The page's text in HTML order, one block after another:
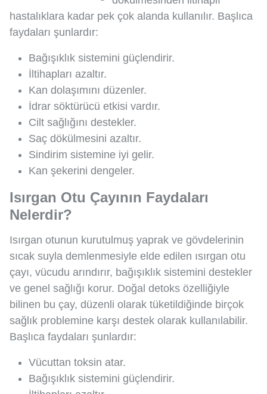
hastalıklara kadar pek çok alanda kullanılır. Başlıca
faydaları şunlardır:
Bağışıklık sistemini güçlendirir.
İltihapları azaltır.
Kan dolaşımını düzenler.
İdrar söktürücü etkisi vardır.
Cilt sağlığını destekler.
Saç dökülmesini azaltır.
Sindirim sistemine iyi gelir.
Kan şekerini dengeler.
Isırgan Otu Çayının Faydaları
Nelerdir?
Isırgan otunun kurutulmuş yaprak ve gövdelerinin
sıcak suyla demlenmesiyle elde edilen ısırgan otu
çayı, vücudu arındırır, bağışıklık sistemini destekler
ve genel sağlığı korur. Doğal detoks özelliğiyle
bilinen bu çay, düzenli olarak tüketildiğinde birçok
sağlık problemine karşı destek olarak kullanılabilir.
Başlıca faydaları şunlardır:
Vücuttan toksin atar.
Bağışıklık sistemini güçlendirir.